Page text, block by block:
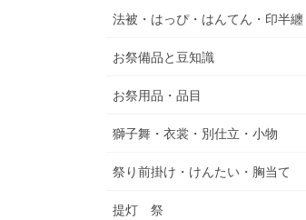
法被・はっぴ・はんてん・印半纏
お祭備品と豆知識
お祭用品・品目
獅子舞・衣裳・別仕立・小物
祭り前掛け・けんたい・胸当て
提灯 祭